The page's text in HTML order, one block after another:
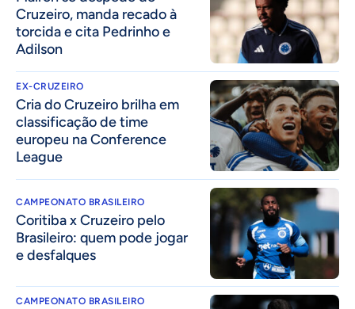
Cruzeiro, manda recado à
torcida e cita Pedrinho e
Adilson
EX-CRUZEIRO
Cria do Cruzeiro brilha em
classificação de time
europeu na Conference
League
CAMPEONATO BRASILEIRO
Coritiba x Cruzeiro pelo
Brasileiro: quem pode jogar
e desfalques
CAMPEONATO BRASILEIRO